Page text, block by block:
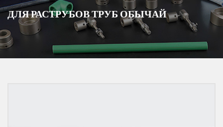
ДЛЯ РАСТРУБОВ ТРУБ ОБЫЧАЙ